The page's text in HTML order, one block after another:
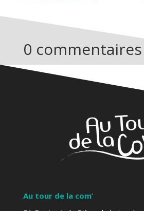
0 commentaires
Au tour de la com’